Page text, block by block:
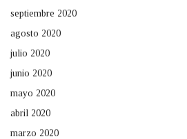
septiembre 2020
agosto 2020
julio 2020
junio 2020
mayo 2020
abril 2020
marzo 2020